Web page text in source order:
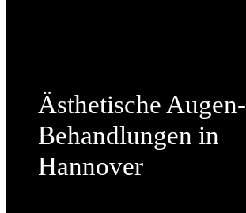
Ästhetische Augen-
Behandlungen in
Hannover